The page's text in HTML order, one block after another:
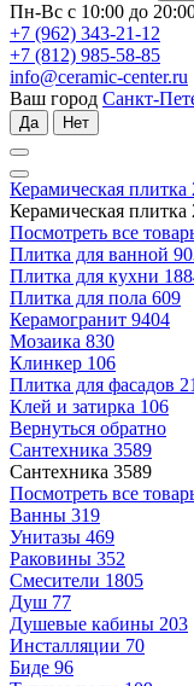
Пн-Вс с 10:00 до
+7 (962) 343-21-12
+7 (812) 985-58-85
info@ceramic-center.ru
Ваш город Санкт-
Да Нет
Керамическая плитка
Керамическая плитка
Посмотреть все
Плитка для ванной
Плитка для кухни
Плитка для пола 609
Керамогранит 9404
Мозаика 830
Клинкер 106
Плитка для фасадов
Клей и затирка 106
Вернуться обратно
Сантехника 3589
Сантехника 3589
Посмотреть все
Ванны 319
Унитазы 469
Раковины 352
Смесители 1805
Душ 77
Душевые кабины 203
Инсталляции 70
Биде 96